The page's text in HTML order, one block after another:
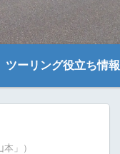
ツーリング役立ち情報
」）